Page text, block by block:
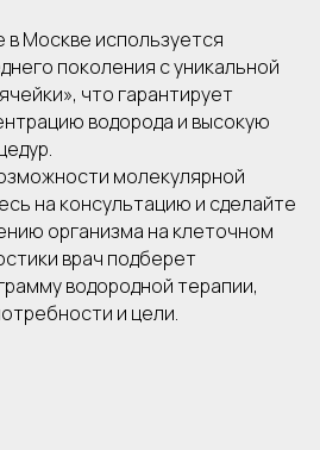
в Москве используется
поколения с уникальной
что гарантирует
водорода и высокую
молекулярной
на консультацию и сделайте
организма на клеточном
врач подберет
водородной терапии,
и цели.